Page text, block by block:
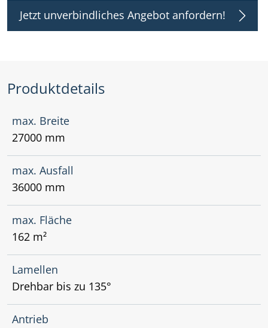
Jetzt unverbindliches Angebot anfordern!
Produktdetails
max. Breite
27000 mm
max. Ausfall
36000 mm
max. Fläche
162 m²
Lamellen
Drehbar bis zu 135°
Antrieb